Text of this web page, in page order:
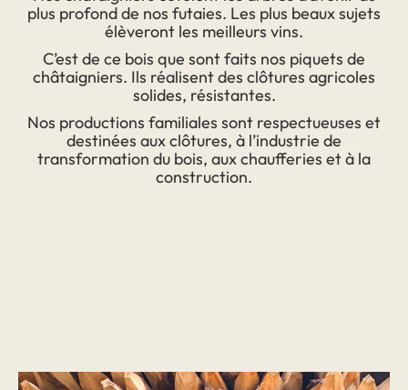
plus profond de nos futaies. Les plus beaux sujets
élèveront les meilleurs vins.
C’est de ce bois que sont faits nos piquets de
châtaigniers. Ils réalisent des clôtures agricoles
solides, résistantes.
Nos productions familiales sont respectueuses et
destinées aux clôtures, à l’industrie de
transformation du bois, aux chaufferies et à la
construction.